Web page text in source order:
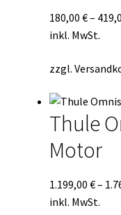
180,00 €–
inkl. MwSt.
zzgl.
Thule
Motor
1.199,00 €–
inkl. MwSt.